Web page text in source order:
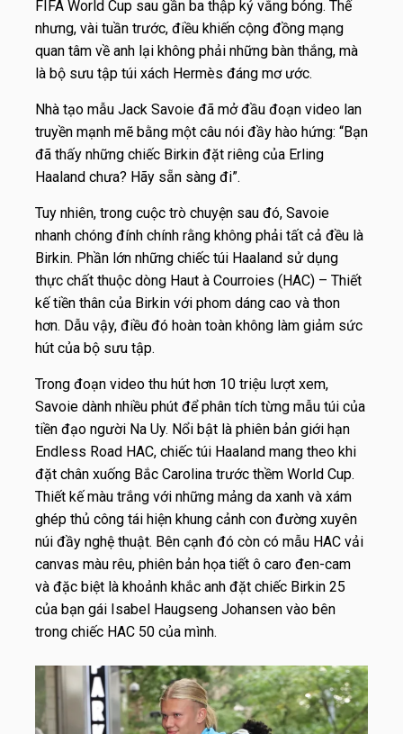
FIFA World Cup sau gần ba thập kỷ vắng bóng. Thế
nhưng, vài tuần trước, điều khiến cộng đồng mạng
quan tâm về anh lại không phải những bàn thắng, mà
là bộ sưu tập túi xách Hermès đáng mơ ước.
Nhà tạo mẫu Jack Savoie đã mở đầu đoạn video lan
truyền mạnh mẽ bằng một câu nói đầy hào hứng: “Bạn
đã thấy những chiếc Birkin đặt riêng của Erling
Haaland chưa? Hãy sẵn sàng đi”.
Tuy nhiên, trong cuộc trò chuyện sau đó, Savoie
nhanh chóng đính chính rằng không phải tất cả đều là
Birkin. Phần lớn những chiếc túi Haaland sử dụng
thực chất thuộc dòng Haut à Courroies (HAC) – Thiết
kế tiền thân của Birkin với phom dáng cao và thon
hơn. Dẫu vậy, điều đó hoàn toàn không làm giảm sức
hút của bộ sưu tập.
Trong đoạn video thu hút hơn 10 triệu lượt xem,
Savoie dành nhiều phút để phân tích từng mẫu túi của
tiền đạo người Na Uy. Nổi bật là phiên bản giới hạn
Endless Road HAC, chiếc túi Haaland mang theo khi
đặt chân xuống Bắc Carolina trước thềm World Cup.
Thiết kế màu trắng với những mảng da xanh và xám
ghép thủ công tái hiện khung cảnh con đường xuyên
núi đầy nghệ thuật. Bên cạnh đó còn có mẫu HAC vải
canvas màu rêu, phiên bản họa tiết ô caro đen-cam
và đặc biệt là khoảnh khắc anh đặt chiếc Birkin 25
của bạn gái Isabel Haugseng Johansen vào bên
trong chiếc HAC 50 của mình.